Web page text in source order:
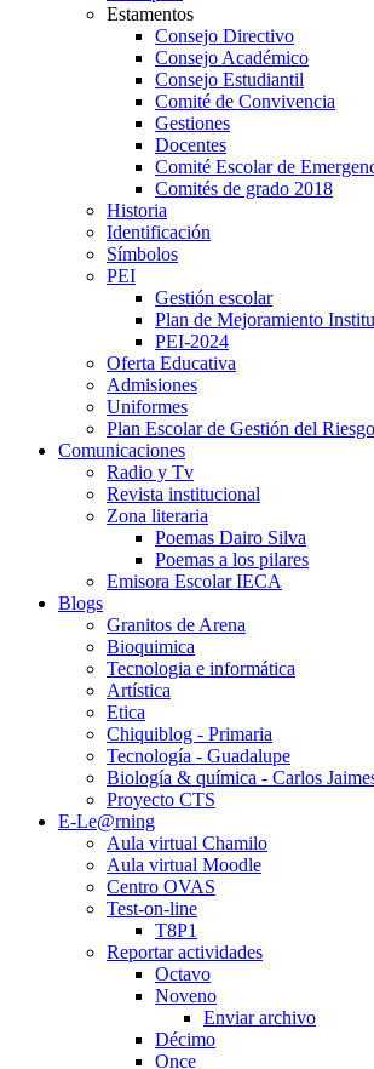
Estamentos
Consejo Directivo
Consejo Académico
Consejo Estudiantil
Comité de Convivencia
Gestiones
Docentes
Comité Escolar de
Comités de grado 2018
Historia
Identificación
Símbolos
PEI
Gestión escolar
Plan de Mejoramiento
PEI-2024
Oferta Educativa
Admisiones
Uniformes
Plan Escolar de Gestión del Riesgo
Comunicaciones
Radio y Tv
Revista institucional
Zona literaria
Poemas Dairo Silva
Poemas a los pilares
Emisora Escolar IECA
Blogs
Granitos de Arena
Bioquimica
Tecnologia e informática
Artística
Etica
Chiquiblog - Primaria
Tecnología - Guadalupe
Biología & química - Carlos
Proyecto CTS
E-Le@rning
Aula virtual Chamilo
Aula virtual Moodle
Centro OVAS
Test-on-line
T8P1
Reportar actividades
Octavo
Noveno
Enviar archivo
Décimo
Once